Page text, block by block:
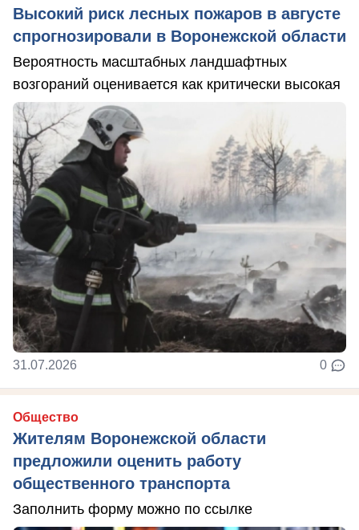
Высокий риск лесных пожаров в августе
спрогнозировали в Воронежской области
Вероятность масштабных ландшафтных
возгораний оценивается как критически высокая
31.07.2026 0
Общество
Жителям Воронежской области
предложили оценить работу
общественного транспорта
Заполнить форму можно по ссылке